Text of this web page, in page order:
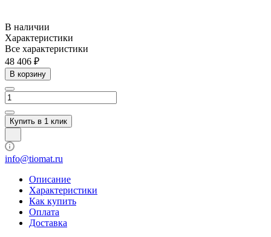
В наличии
Характеристики
Все характеристики
48 406 ₽
В корзину
Купить в 1 клик
info@tiomat.ru
Описание
Характеристики
Как купить
Оплата
Доставка